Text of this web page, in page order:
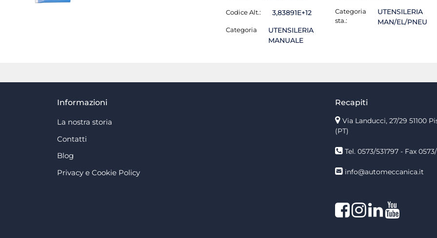
Codice Alt.: 3,83891E+12
Categoria
UTENSILERIA
MANUALE
Categoria
sta.:
UTENSILERIA
MAN/EL/PNEU
Informazioni
La nostra storia
Contatti
Blog
Privacy e Cookie Policy
Recapiti
Via Landucci, 27/29 51100
(PT)
Tel. 0573/531797 - Fax 0573/
info@automeccanica.it
FacebookInstagram
linkedin